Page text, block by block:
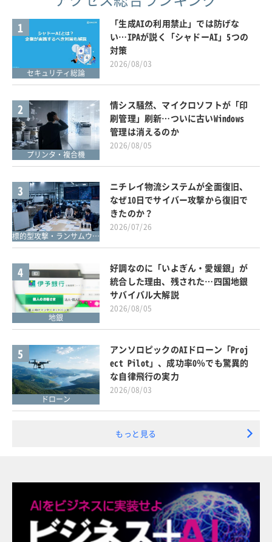
1
セキュリティ総論
「生成AIの利用禁止」では防げな
い…IPAが説く「シャドーAI」5つの
対策
2026/08/03
2
プリンタ・複合機
情シス騒然、マイクロソフトが「印
刷管理」刷新…ついに古いWindows
管理は消えるのか
2026/08/05
3
標的型攻撃・ランサムウェア対策
ニチレイ物流システムが全面復旧、
なぜ10日でサイバー攻撃から復旧で
きたのか？
2026/07/26
4
地銀
好調なのに「いよぎん・愛媛銀」が
統合した理由、残された…四国地銀
サバイバル大解説
2026/08/05
5
ドローン
アンソロピックのAIドローン「Proj
ect Pilot」、成功率0％でも驚異的
な自律飛行の実力
2026/08/03
もっと見る